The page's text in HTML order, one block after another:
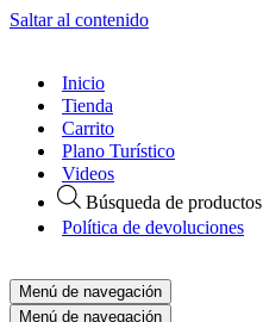
Saltar al contenido
Inicio
Tienda
Carrito
Plano Turístico
Videos
Búsqueda de productos
Política de devoluciones
Menú de navegación
Menú de navegación